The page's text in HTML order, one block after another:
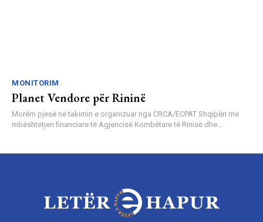
MONITORIM
Planet Vendore për Rininë
Morëm pjesë në takimin e organizuar nga CRCA/ECPAT Shqipëri me
mbështetjen financiare të Agjencisë Kombëtare të Rinisë dhe...